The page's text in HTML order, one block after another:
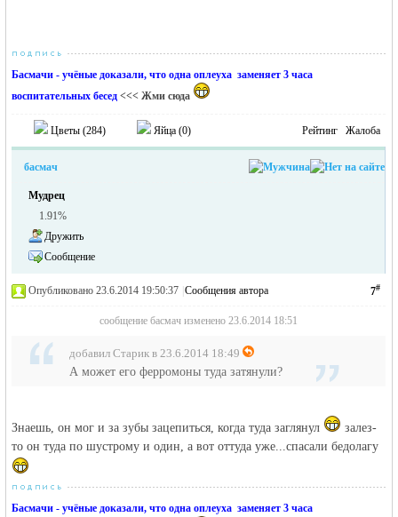
Басмачи - учёные доказали, что одна оплеуха заменяет 3 часа
воспитательных бесед <<< Жми сюда
Цветы (284) Яйца (0) Рейтинг Жалоба
басмач
Мудрец
1.91%
Дружить
Сообщение
7#
Опубликовано 23.6.2014 19:50:37 Сообщения автора
сообщение басмач изменено 23.6.2014 18:51
добавил Старик в 23.6.2014 18:49
А может его ферромоны туда затянули?
Знаешь, он мог и за зубы зацепиться, когда туда заглянул
залез-
то он туда по шустрому и один, а вот оттуда уже...спасали бедолагу
Басмачи - учёные доказали, что одна оплеуха заменяет 3 часа